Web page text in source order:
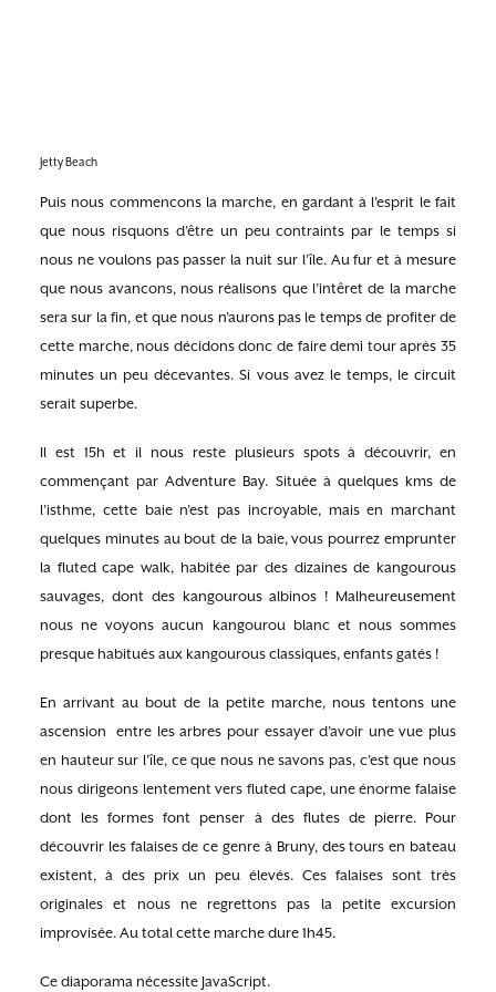
Jetty Beach
Puis nous commencons la marche, en gardant à l’esprit le fait
que nous risquons d’être un peu contraints par le temps si
nous ne voulons pas passer la nuit sur l’île. Au fur et à mesure
que nous avancons, nous réalisons que l’intêret de la marche
sera sur la fin, et que nous n’aurons pas le temps de profiter de
cette marche, nous décidons donc de faire demi tour après 35
minutes un peu décevantes. Si vous avez le temps, le circuit
serait superbe.
Il est 15h et il nous reste plusieurs spots à découvrir, en
commençant par Adventure Bay. Située à quelques kms de
l’isthme, cette baie n’est pas incroyable, mais en marchant
quelques minutes au bout de la baie, vous pourrez emprunter
la fluted cape walk, habitée par des dizaines de kangourous
sauvages, dont des kangourous albinos ! Malheureusement
nous ne voyons aucun kangourou blanc et nous sommes
presque habitués aux kangourous classiques, enfants gatés !
En arrivant au bout de la petite marche, nous tentons une
ascension entre les arbres pour essayer d’avoir une vue plus
en hauteur sur l’île, ce que nous ne savons pas, c’est que nous
nous dirigeons lentement vers fluted cape, une énorme falaise
dont les formes font penser à des flutes de pierre. Pour
découvrir les falaises de ce genre à Bruny, des tours en bateau
existent, à des prix un peu élevés. Ces falaises sont très
originales et nous ne regrettons pas la petite excursion
improvisée. Au total cette marche dure 1h45.
Ce diaporama nécessite JavaScript.